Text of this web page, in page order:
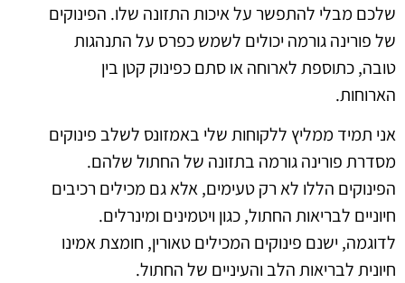
שלכם מבלי להתפשר על איכות התזונה שלו. הפינוקים
של פורינה גורמה יכולים לשמש כפרס על התנהגות
טובה, כתוספת לארוחה או סתם כפינוק קטן בין
הארוחות.
אני תמיד ממליץ ללקוחות שלי באמזונס לשלב פינוקים
מסדרת פורינה גורמה בתזונה של החתול שלהם.
הפינוקים הללו לא רק טעימים, אלא גם מכילים רכיבים
חיוניים לבריאות החתול, כגון ויטמינים ומינרלים.
לדוגמה, ישנם פינוקים המכילים טאורין, חומצת אמינו
חיונית לבריאות הלב והעיניים של החתול.